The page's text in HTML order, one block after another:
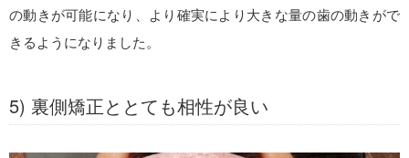
の動きが可能になり、より確実により大きな量の歯の動きがで
きるようになりました。
5) 裏側矯正ととても相性が良い